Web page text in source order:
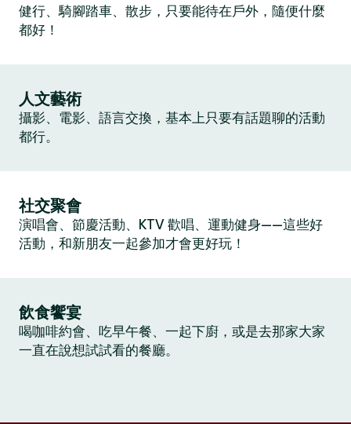
健行、騎腳踏車、散步，只要能待在戶外，隨便什麼
都好！
人文藝術
攝影、電影、語言交換，基本上只要有話題聊的活動
都行。
社交聚會
演唱會、節慶活動、KTV 歡唱、運動健身——這些好
活動，和新朋友一起參加才會更好玩！
飲食饗宴
喝咖啡約會、吃早午餐、一起下廚，或是去那家大家
一直在說想試試看的餐廳。